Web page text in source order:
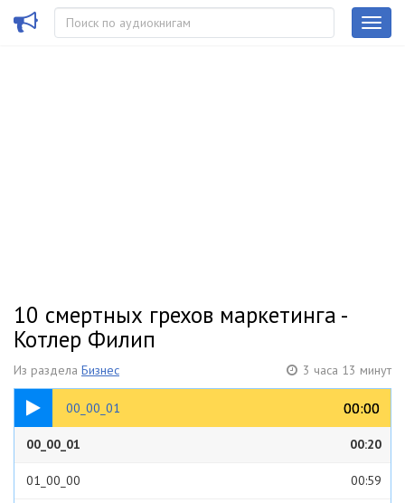
10 смертных грехов маркетинга -
Котлер Филип
Из раздела Бизнес 3 часа 13 минут
00_00_01 00:00
00:00
00:20
00_00_01 00:20
01_00_00 00:59